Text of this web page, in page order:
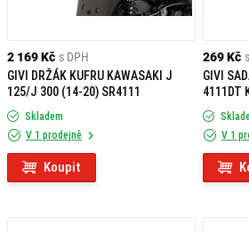
2 169 Kč s DPH
GIVI DRŽÁK KUFRU KAWASAKI J
125/J 300 (14-20) SR4111
Skladem
V 1 prodejně
Koupit
269 Kč
GIVI
4111DT
19)
V 1